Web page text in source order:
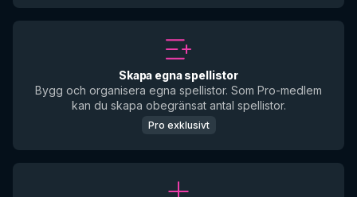
Skapa egna spellistor
Bygg och organisera egna spellistor. Som Pro-medlem
kan du skapa obegränsat antal spellistor.
Pro exklusivt